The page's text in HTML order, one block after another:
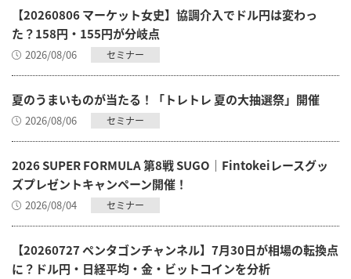
【20260806 マーケット女史】協調介入でドル円は変わっ
た？158円・155円が分岐点
2026/08/06 セミナー
夏のうまいものが当たる！「トレトレ 夏の大抽選祭」開催
2026/08/06 セミナー
2026 SUPER FORMULA 第8戦 SUGO｜Fintokeiレースグッ
ズプレゼントキャンペーン開催！
2026/08/04 セミナー
【20260727 ペンタゴンチャンネル】7月30日が相場の転換点
に？ドル円・日経平均・金・ビットコインを分析